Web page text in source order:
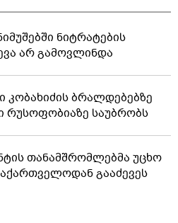
ნიტრატების
არ გამოვლინდა
კობახიძის ბრალდებებზე
რუსოფობიაზე საუბრობს
თანამშრომლებმა უცხო
გააძევეს